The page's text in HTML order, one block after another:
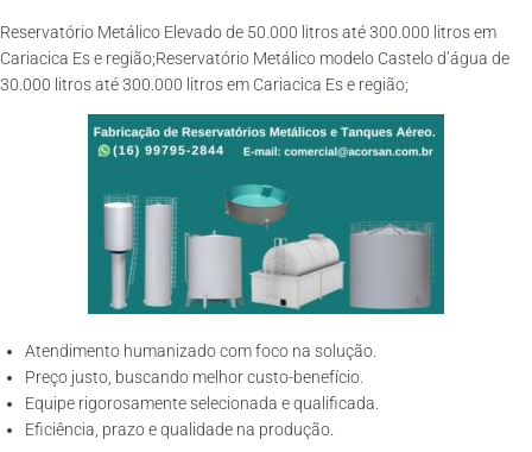
Reservatório Metálico Elevado de 50.000 litros até 300.000 litros em
Cariacica Es e região;Reservatório Metálico modelo Castelo d’água de
30.000 litros até 300.000 litros em Cariacica Es e região;
Atendimento humanizado com foco na solução.
Preço justo, buscando melhor custo-benefício.
Equipe rigorosamente selecionada e qualificada.
Eficiência, prazo e qualidade na produção.